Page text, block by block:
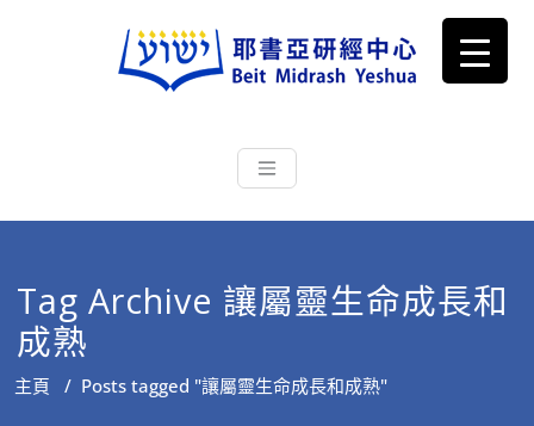
耶書亞研經中心
根源明白聖經，成為更好的門徒
Tag Archive 讓屬靈生命成長和
成熟
主頁 / Posts tagged "讓屬靈生命成長和成熟"